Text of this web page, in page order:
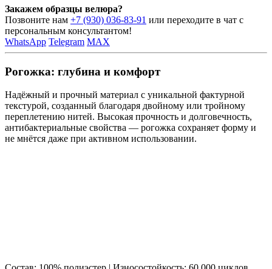
Закажем образцы велюра?
Позвоните нам +7 (930) 036-83-91 или переходите в чат с
персональным консультантом!
WhatsApp Telegram MAX
Рогожка: глубина и комфорт
Надёжный и прочный материал с уникальной фактурной
текстурой, созданный благодаря двойному или тройному
переплетению нитей. Высокая прочность и долговечность,
антибактериальные свойства — рогожка сохраняет форму и
не мнётся даже при активном использовании.